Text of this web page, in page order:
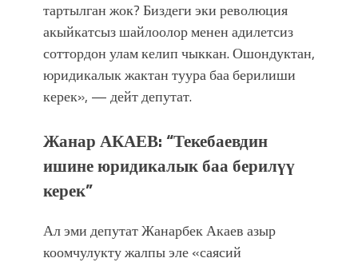
тартылган жок? Биздеги эки революция
акыйкатсыз шайлоолор менен адилетсиз
соттордон улам келип чыккан. Ошондуктан,
юридикалык жактан туура баа берилиши
керек», — дейт депутат.
Жанар АКАЕВ: “Текебаевдин
ишинеюридикалык баа берилүү
керек”
Ал эми депутат Жанарбек Акаев азыр
коомчулукту жалпы эле «саясий